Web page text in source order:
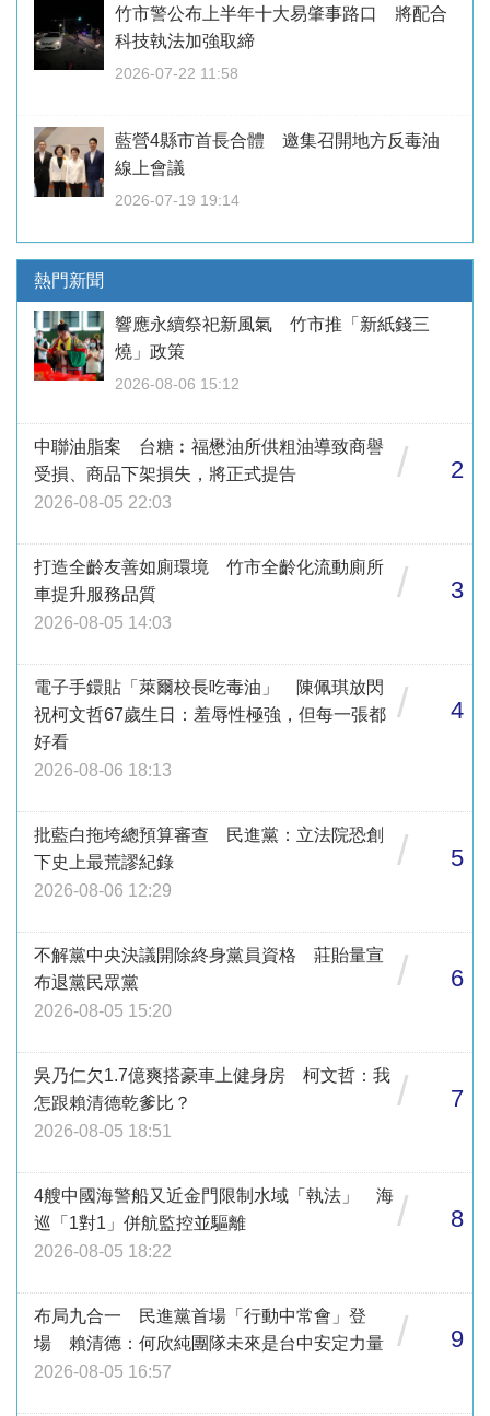
竹市警公布上半年十大易肇事路口 將配合
科技執法加強取締
2026-07-22 11:58
藍營4縣市首長合體 邀集召開地方反毒油
線上會議
2026-07-19 19:14
熱門新聞
響應永續祭祀新風氣 竹市推「新紙錢三
燒」政策
2026-08-06 15:12
中聯油脂案 台糖︰福懋油所供粗油導致商譽
受損、商品下架損失，將正式提告
2026-08-05 22:03
/ 2
打造全齡友善如廁環境 竹市全齡化流動廁所
車提升服務品質
2026-08-05 14:03
/ 3
電子手鐶貼「萊爾校長吃毒油」 陳佩琪放閃
祝柯文哲67歲生日：羞辱性極強，但每一張都
好看
2026-08-06 18:13
/ 4
批藍白拖垮總預算審查 民進黨：立法院恐創
下史上最荒謬紀錄
2026-08-06 12:29
/ 5
不解黨中央決議開除終身黨員資格 莊貽量宣
布退黨民眾黨
2026-08-05 15:20
/ 6
吳乃仁欠1.7億爽搭豪車上健身房 柯文哲：我
怎跟賴清德乾爹比？
2026-08-05 18:51
/ 7
4艘中國海警船又近金門限制水域「執法」 海
巡「1對1」併航監控並驅離
2026-08-05 18:22
/ 8
布局九合一 民進黨首場「行動中常會」登
場 賴清德：何欣純團隊未來是台中安定力量
2026-08-05 16:57
/ 9